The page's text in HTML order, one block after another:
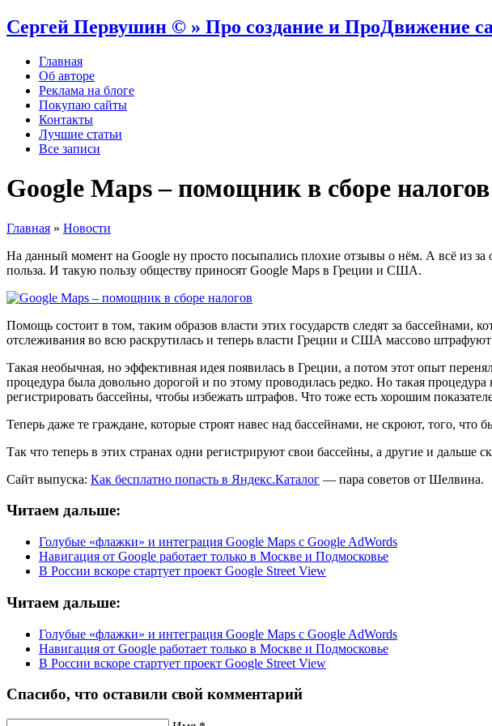
Сергей Первушин © » Про создание и ПроДвижение
Главная
Об авторе
Реклама на блоге
Покупаю сайты
Контакты
Лучшие статьи
Все записи
Google Maps – помощник в сборе налогов
Главная » Новости
На данный момент на Google ну просто посыпались плохие отзывы о нём. А всё из за
польза. И такую пользу обществу приносят Google Maps в Греции и США.
Помощь состоит в том, таким образов власти этих государств следят за бассейнами,
отслеживания во всю раскрутилась и теперь власти Греции и США массово
Такая необычная, но эффективная идея появилась в Греции, а потом этот опыт
процедура была довольно дорогой и по этому проводилась редко. Но такая
регистрировать бассейны, чтобы избежать штрафов. Что тоже есть хорошим
Теперь даже те граждане, которые строят навес над бассейнами, не скроют, того, что
Так что теперь в этих странах одни регистрируют свои бассейны, а другие и дальше
Сайт выпуска: Как бесплатно попасть в Яндекс.Каталог — пара советов от Шелвина.
Читаем дальше:
Голубые «флажки» и интеграция Google Maps с Google AdWords
Навигация от Google работает только в Москве и Подмосковье
В России вскоре стартует проект Google Street View
Читаем дальше:
Голубые «флажки» и интеграция Google Maps с Google AdWords
Навигация от Google работает только в Москве и Подмосковье
В России вскоре стартует проект Google Street View
Спасибо, что оставили свой комментарий